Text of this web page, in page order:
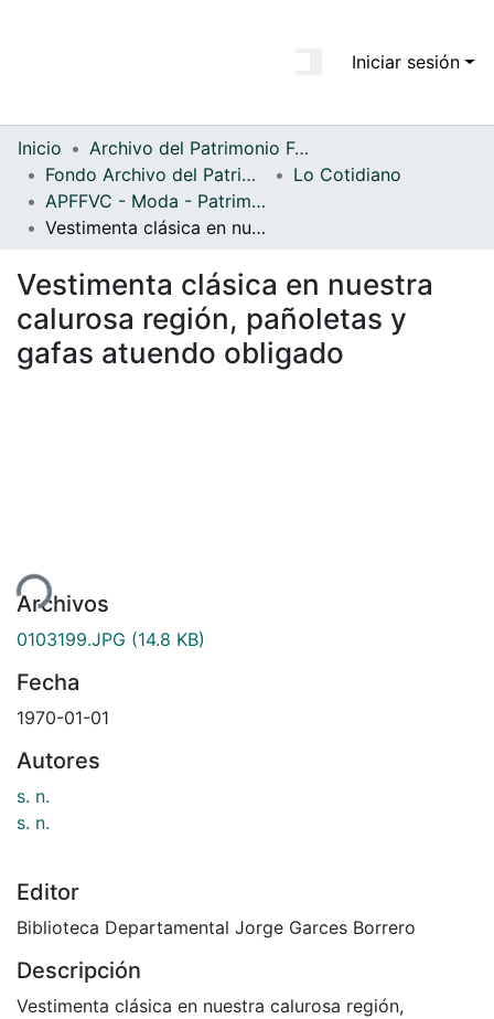
Todo DSpace
Estadísticas
Iniciar sesión
Inicio
Archivo del Patrimonio Fotográfico y Fílmico del Valle del Cauca
Fondo Archivo del Patrimonio Fotográfico y Fílmico del Valle del Cauca
Lo Cotidiano
APFFVC - Moda - Patrimonial
Vestimenta clásica en nuestra calurosa región, pañoletas y gafas atuendo obligado
Vestimenta clásica en nuestra
calurosa región, pañoletas y
gafas atuendo obligado
Cargando...
Archivos
0103199.JPG (14.8 KB)
Fecha
1970-01-01
Autores
s. n.
s. n.
Editor
Biblioteca Departamental Jorge Garces Borrero
Descripción
Vestimenta clásica en nuestra calurosa región,